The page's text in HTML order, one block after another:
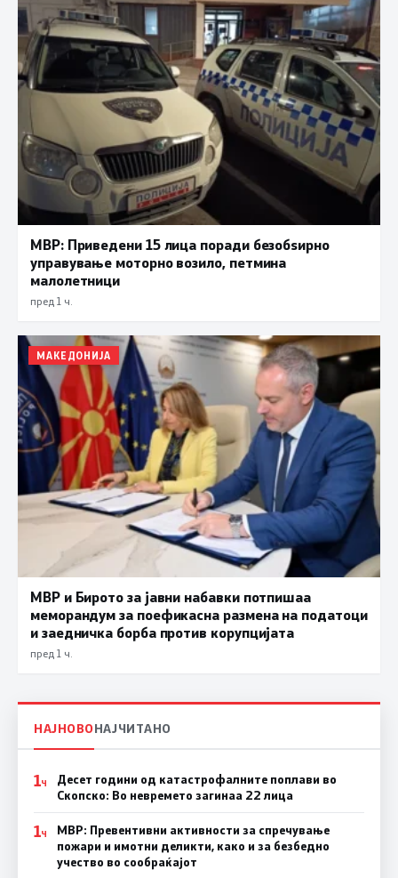
МВР: Приведени 15 лица поради безобѕирно
управување моторно возило, петмина
малолетници
пред 1 ч.
МАКЕДОНИЈА
МВР и Бирото за јавни набавки потпишаа
меморандум за поефикасна размена на податоци
и заедничка борба против корупцијата
пред 1 ч.
НАЈНОВОНАЈЧИТАНО
1Ч
Десет години од катастрофалните поплави во
Скопско: Во невремето загинаа 22 лица
1Ч
МВР: Превентивни активности за спречување
пожари и имотни деликти, како и за безбедно
учество во сообраќајот